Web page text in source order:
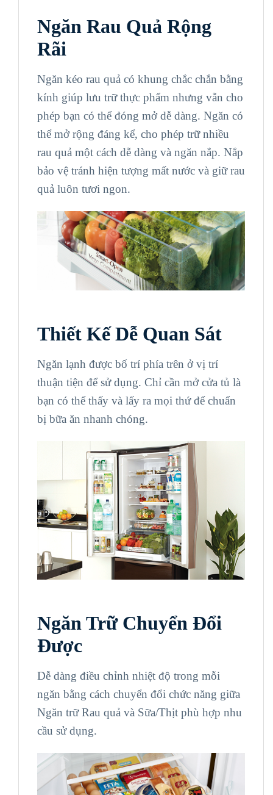
Ngăn Rau Quả Rộng
Rãi
Ngăn kéo rau quả có khung chắc chắn bằng
kính giúp lưu trữ thực phẩm nhưng vẫn cho
phép bạn có thể đóng mở dễ dàng. Ngăn có
thể mở rộng đáng kể, cho phép trữ nhiều
rau quả một cách dễ dàng và ngăn nắp. Nắp
bảo vệ tránh hiện tượng mất nước và giữ rau
quả luôn tươi ngon.
Thiết Kế Dễ Quan Sát
Ngăn lạnh được bố trí phía trên ở vị trí
thuận tiện để sử dụng. Chỉ cần mở cửa tủ là
bạn có thể thấy và lấy ra mọi thứ để chuẩn
bị bữa ăn nhanh chóng.
Ngăn Trữ Chuyển Đổi
Được
Dễ dàng điều chỉnh nhiệt độ trong mỗi
ngăn bằng cách chuyển đổi chức năng giữa
Ngăn trữ Rau quả và Sữa/Thịt phù hợp nhu
cầu sử dụng.